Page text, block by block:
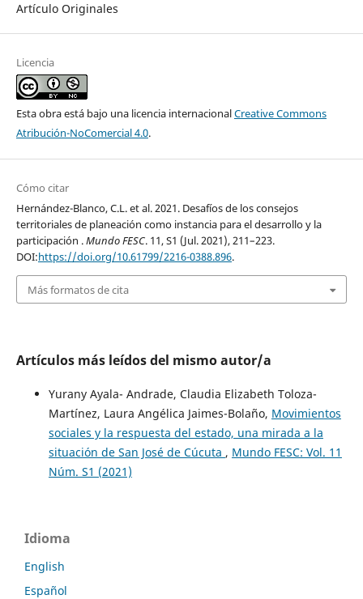
Artículo Originales
Licencia
Esta obra está bajo una licencia internacionalCreative Commons
Atribución-NoComercial 4.0.
Cómo citar
Hernández-Blanco, C.L. et al. 2021. Desafíos de los consejos
territoriales de planeación como instancia para el desarrollo y la
participación .Mundo FESC. 11, S1 (Jul. 2021), 211–223.
DOI:https://doi.org/10.61799/2216-0388.896.
Más formatos de cita
Artículos más leídos del mismo autor/a
Yurany Ayala- Andrade, Claudia Elizabeth Toloza-
Martínez, Laura Angélica Jaimes-Bolaño, Movimientos
sociales y la respuesta del estado, una mirada a la
situación de San José de Cúcuta , Mundo FESC: Vol. 11
Núm. S1 (2021)
Idioma
English
Español